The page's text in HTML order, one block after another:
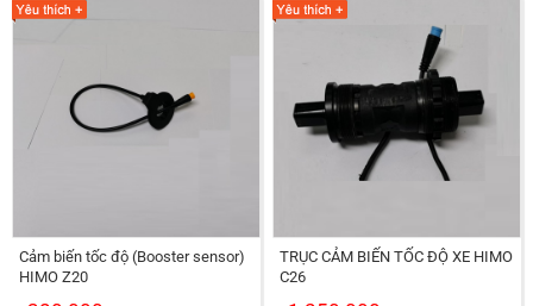
Cảm biến tốc độ (Booster sensor)
HIMO Z20
TRỤC CẢM BIẾN TỐC ĐỘ XE HIMO
C26